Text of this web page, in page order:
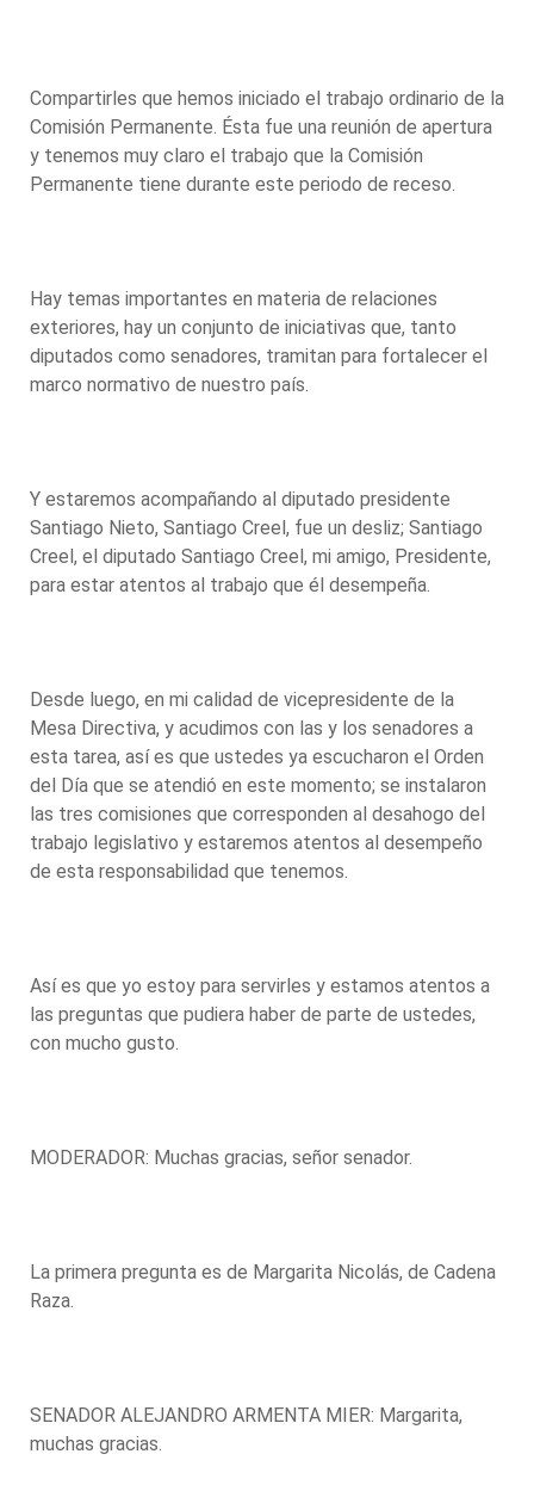
Compartirles que hemos iniciado el trabajo ordinario de la
Comisión Permanente. Ésta fue una reunión de apertura
y tenemos muy claro el trabajo que la Comisión
Permanente tiene durante este periodo de receso.
Hay temas importantes en materia de relaciones
exteriores, hay un conjunto de iniciativas que, tanto
diputados como senadores, tramitan para fortalecer el
marco normativo de nuestro país.
Y estaremos acompañando al diputado presidente
Santiago Nieto, Santiago Creel, fue un desliz; Santiago
Creel, el diputado Santiago Creel, mi amigo, Presidente,
para estar atentos al trabajo que él desempeña.
Desde luego, en mi calidad de vicepresidente de la
Mesa Directiva, y acudimos con las y los senadores a
esta tarea, así es que ustedes ya escucharon el Orden
del Día que se atendió en este momento; se instalaron
las tres comisiones que corresponden al desahogo del
trabajo legislativo y estaremos atentos al desempeño
de esta responsabilidad que tenemos.
Así es que yo estoy para servirles y estamos atentos a
las preguntas que pudiera haber de parte de ustedes,
con mucho gusto.
MODERADOR: Muchas gracias, señor senador.
La primera pregunta es de Margarita Nicolás, de Cadena
Raza.
SENADOR ALEJANDRO ARMENTA MIER: Margarita,
muchas gracias.